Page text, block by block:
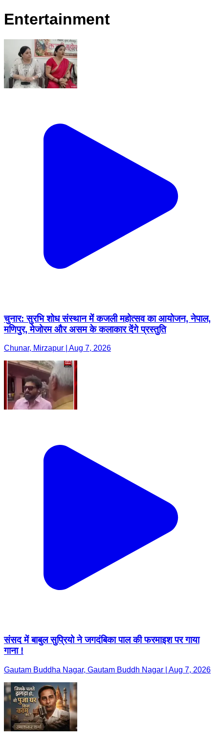
Entertainment
चुनार: सुरभि शोध संस्थान में कजली महोत्सव का आयोजन, नेपाल,
मणिपुर, मेजोरम और असम के कलाकार देंगे प्रस्तुति
Chunar, Mirzapur | Aug 7, 2026
संसद में बाबुल सुप्रियो ने जगदंबिका पाल की फरमाइश पर गाया
गाना !
Gautam Buddha Nagar, Gautam Buddh Nagar | Aug 7, 2026